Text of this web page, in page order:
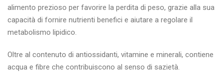
alimento prezioso per favorire la perdita di peso, grazie alla sua
capacità di fornire nutrienti benefici e aiutare a regolare il
metabolismo lipidico.
Oltre al contenuto di antiossidanti, vitamine e minerali, contiene
acqua e fibre che contribuiscono al senso di sazietà.